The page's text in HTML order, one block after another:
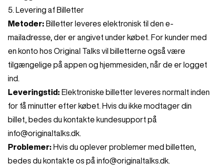
5. Levering af Billetter
Metoder: Billetter leveres elektronisk til den e-
mailadresse, der er angivet under købet. For kunder med
en konto hos Original Talks vil billetterne også være
tilgængelige på appen og hjemmesiden, når de er logget
ind.
Leveringstid: Elektroniske billetter leveres normalt inden
for få minutter efter købet. Hvis du ikke modtager din
billet, bedes du kontakte kundesupport på
info@originaltalks.dk.
Problemer: Hvis du oplever problemer med billetten,
bedes du kontakte os på info@originaltalks.dk.